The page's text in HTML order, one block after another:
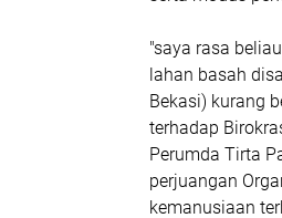
"saya rasa
lahan basah
Bekasi) kurang
terhadap
Perumda Tirta
perjuangan
kemanusiaan